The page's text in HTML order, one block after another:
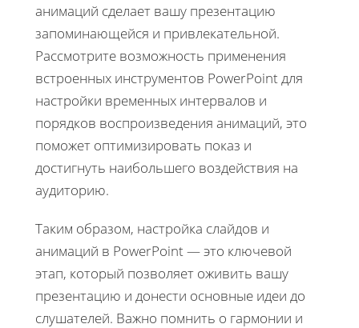
анимаций сделает вашу презентацию
запоминающейся и привлекательной.
Рассмотрите возможность применения
встроенных инструментов PowerPoint для
настройки временных интервалов и
порядков воспроизведения анимаций, это
поможет оптимизировать показ и
достигнуть наибольшего воздействия на
аудиторию.
Таким образом, настройка слайдов и
анимаций в PowerPoint — это ключевой
этап, который позволяет оживить вашу
презентацию и донести основные идеи до
слушателей. Важно помнить о гармонии и